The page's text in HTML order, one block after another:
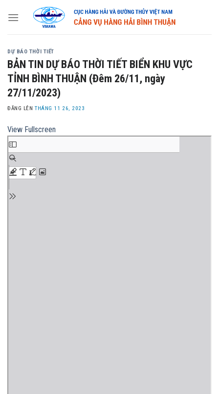
DỰ BÁO THỜI TIẾT
BẢN TIN DỰ BÁO THỜI TIẾT BIỂN KHU VỰC
TỈNH BÌNH THUẬN (Đêm 26/11, ngày
27/11/2023)
ĐĂNG LÊNTHÁNG 11 26, 2023
View Fullscreen